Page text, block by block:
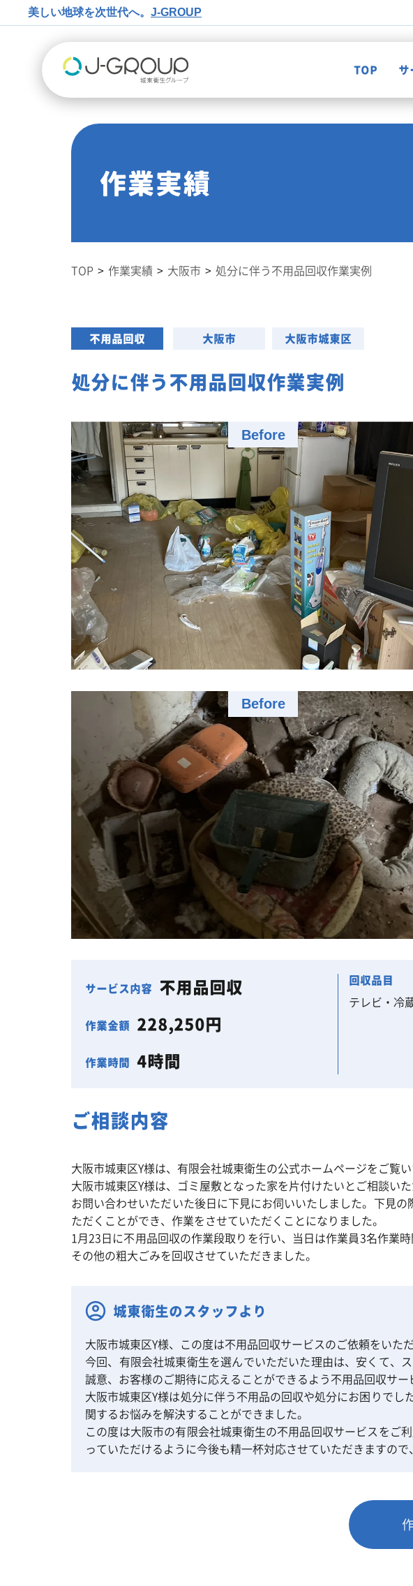
美しい地球を次世代へ。 J-GROUP
TOP サ
作業実績
TOP 作業実績 大阪市 処分に伴う不用品回収作業実例
不用品回収 大阪市 大阪市城東区
処分に伴う不用品回収作業実例
サービス内容 不用品回収
作業金額 228,250円
作業時間 4時間
回収品目
テレビ・冷
ご相談内容
大阪市城東区Y様は、有限会社城東衛生の公式ホームページをご覧
大阪市城東区Y様は、ゴミ屋敷となった家を片付けたいとご相談い
お問い合わせいただいた後日に下見にお伺いいたしました。下見
ただくことができ、作業をさせていただくことになりました。
1月23日に不用品回収の作業段取りを行い、当日は作業員3名作業
その他の粗大ごみを回収させていただきました。
城東衛生のスタッフより
大阪市城東区Y様、この度は不用品回収サービスのご依頼をいた
今回、有限会社城東衛生を選んでいただいた理由は、安くて、
誠意、お客様のご期待に応えることができるよう不用品回収サ
大阪市城東区Y様は処分に伴う不用品の回収や処分にお困りで
関するお悩みを解決することができました。
この度は大阪市の有限会社城東衛生の不用品回収サービスをご
っていただけるように今後も精一杯対応させていただきますの